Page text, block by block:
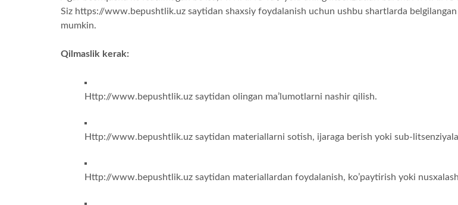
Siz https://www.bepushtlik.uz saytidan shaxsiy foydalanish uchun ushbu shartlarda
mumkin.
Qilmaslik kerak:
Http://www.bepushtlik.uz saytidan olingan ma’lumotlarni nashir qilish.
Http://www.bepushtlik.uz saytidan materiallarni sotish, ijaraga berish yoki sub-
Http://www.bepushtlik.uz saytidan materiallardan foydalanish, ko’paytirish yoki